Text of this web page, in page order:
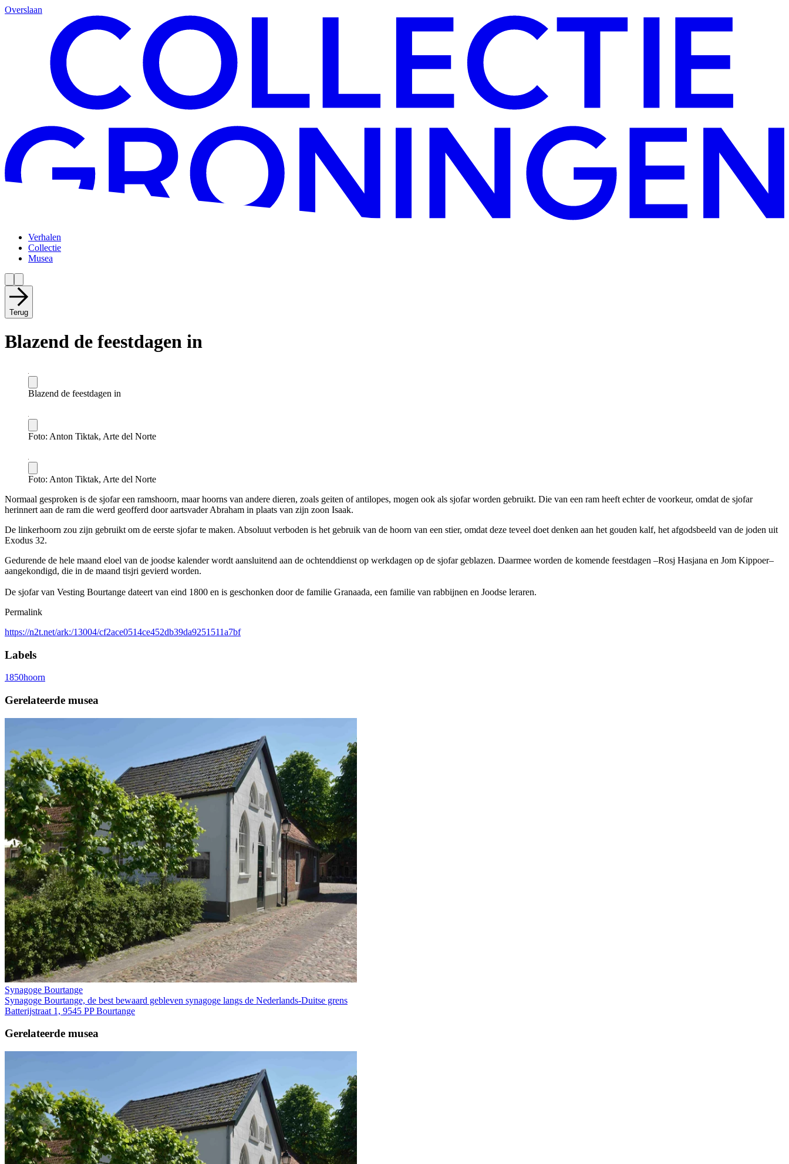
Overslaan
Verhalen
Collectie
Musea
Terug
Blazend de feestdagen in
Blazend de feestdagen in
Foto: Anton Tiktak, Arte del Norte
Foto: Anton Tiktak, Arte del Norte
Normaal gesproken is de sjofar een ramshoorn, maar hoorns van andere dieren, zoals geiten of antilopes, mogen ook als sjofar worden gebruikt. Die van een ram heeft echter de voorkeur, omdat de sjofar
herinnert aan de ram die werd geofferd door aartsvader Abraham in plaats van zijn zoon Isaak.
De linkerhoorn zou zijn gebruikt om de eerste sjofar te maken. Absoluut verboden is het gebruik van de hoorn van een stier, omdat deze teveel doet denken aan het gouden kalf, het afgodsbeeld van de joden uit
Exodus 32.
Gedurende de hele maand eloel van de joodse kalender wordt aansluitend aan de ochtenddienst op werkdagen op de sjofar geblazen. Daarmee worden de komende feestdagen –Rosj Hasjana en Jom Kippoer–
aangekondigd, die in de maand tisjri gevierd worden.
De sjofar van Vesting Bourtange dateert van eind 1800 en is geschonken door de familie Granaada, een familie van rabbijnen en Joodse leraren.
Permalink
https://n2t.net/ark:/13004/cf2ace0514ce452db39da9251511a7bf
Labels
1850hoorn
Gerelateerde musea
Synagoge Bourtange
Synagoge Bourtange, de best bewaard gebleven synagoge langs de Nederlands-Duitse grens
Batterijstraat 1, 9545 PP Bourtange
Gerelateerde musea